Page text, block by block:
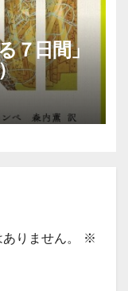
７日間」
りません。
※